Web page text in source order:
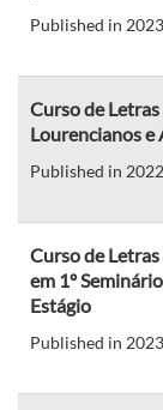
Published in
Curso de
Lourencianos e
Published in
Curso de
em 1º
Estágio
Published in